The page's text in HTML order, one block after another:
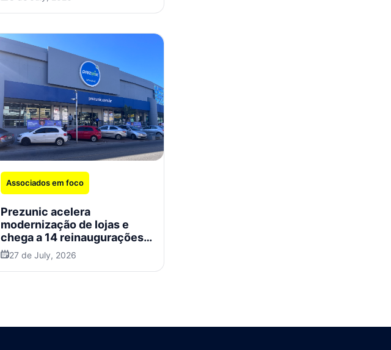
Associados em foco
Prezunic acelera
modernização de lojas e
chega a 14 reinaugurações
no Rio em 2026
27 de July, 2026